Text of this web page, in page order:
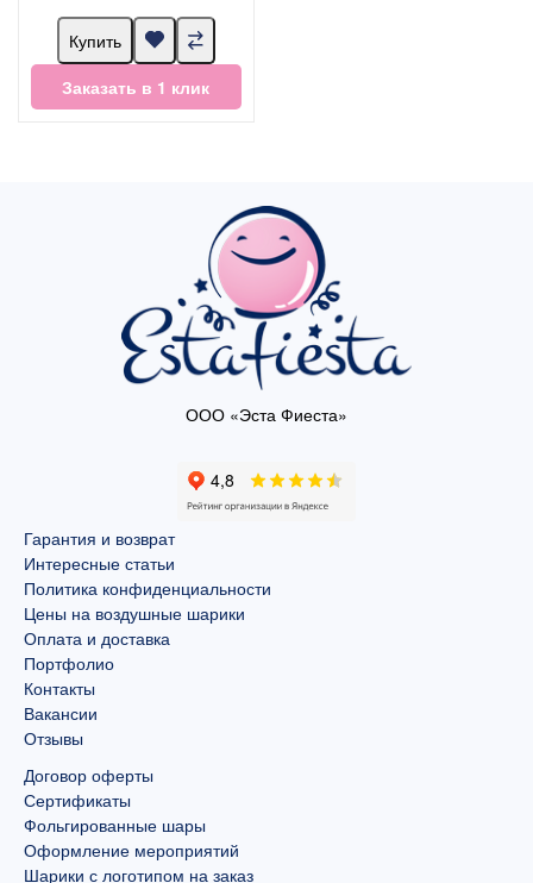
Купить
Заказать в 1 клик
ООО «Эста Фиеста»
Гарантия и возврат
Интересные статьи
Политика конфиденциальности
Цены на воздушные шарики
Оплата и доставка
Портфолио
Контакты
Вакансии
Отзывы
Договор оферты
Сертификаты
Фольгированные шары
Оформление мероприятий
Шарики с логотипом на заказ